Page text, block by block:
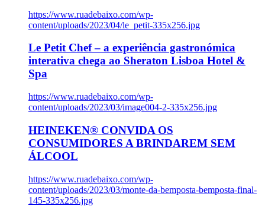
https://www.ruadebaixo.com/wp-
content/uploads/2023/04/le_petit-335x256.jpg
Le Petit Chef – a experiência gastronómica
interativa chega ao Sheraton Lisboa Hotel &
Spa
https://www.ruadebaixo.com/wp-
content/uploads/2023/03/image004-2-335x256.jpg
HEINEKEN® CONVIDA OS
CONSUMIDORES A BRINDAREM SEM
ÁLCOOL
https://www.ruadebaixo.com/wp-
content/uploads/2023/03/monte-da-bemposta-bemposta-final-
145-335x256.jpg